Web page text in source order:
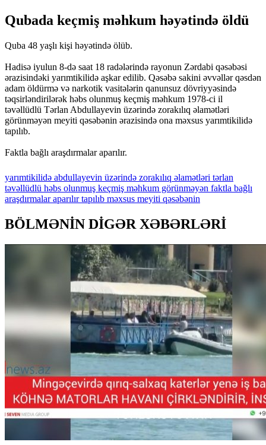
Qubada keçmiş məhkum həyətində öldü
Quba 48 yaşlı kişi həyətində ölüb.
Hadisə iyulun 8-də saat 18 radələrində rayonun Zərdabi qəsəbəsi
ərazisindəki yarımtikilidə aşkar edilib. Qəsəbə sakini əvvəllər qəsdən
adam öldürmə və narkotik vasitələrin qanunsuz dövriyyəsində
təqsirləndirilərək həbs olunmuş keçmiş məhkum 1978-ci il
təvəllüdlü Tərlan Abdullayevin üzərində zorakılıq əlamətləri
görünməyən meyiti qəsəbənin ərazisində ona məxsus yarımtikilidə
tapılıb.
Faktla bağlı araşdırmalar aparılır.
yarımtikilidə abdullayevin üzərində zorakılıq əlamətləri tərlan
təvəllüdlü həbs olunmuş keçmiş məhkum görünməyən faktla bağlı
araşdırmalaraparılırtapılıb məxsus meyiti qəsəbənin
BÖLMƏNİN DİGƏR XƏBƏRLƏRİ